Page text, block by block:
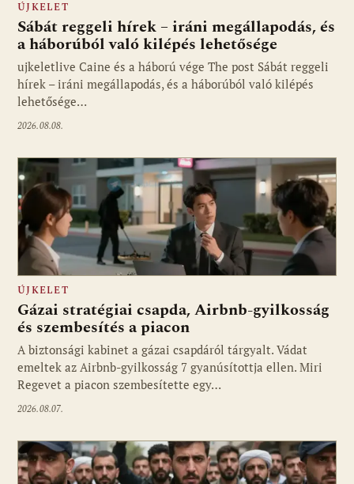
Fotó: ujkelet.live
ÚJKELET
Sábát reggeli hírek – iráni megállapodás, és
a háborúból való kilépés lehetősége
ujkeletlive Caine és a háború vége The post Sábát reggeli
hírek – iráni megállapodás, és a háborúból való kilépés
lehetősége…
2026.08.08.
ÚJKELET
Gázai stratégiai csapda, Airbnb-gyilkosság
és szembesítés a piacon
A biztonsági kabinet a gázai csapdáról tárgyalt. Vádat
emeltek az Airbnb-gyilkosság 7 gyanúsítottja ellen. Miri
Regevet a piacon szembesítette egy…
2026.08.07.